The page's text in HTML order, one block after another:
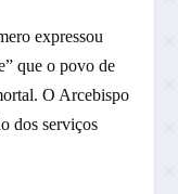
expressou
que o povo de
O Arcebispo
dos serviços